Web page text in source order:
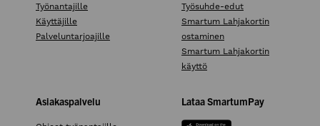
Työnantajille
Käyttäjille
Palveluntarjoajille
Työsuhde-edut
Smartum Lahjakortin
ostaminen
Smartum Lahjakortin
käyttö
Asiakaspalvelu Lataa SmartumPay